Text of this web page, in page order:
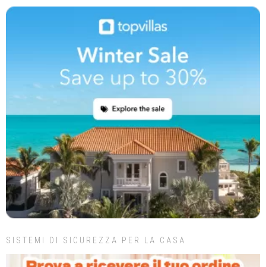
SISTEMI DI SICUREZZA PER LA CASA